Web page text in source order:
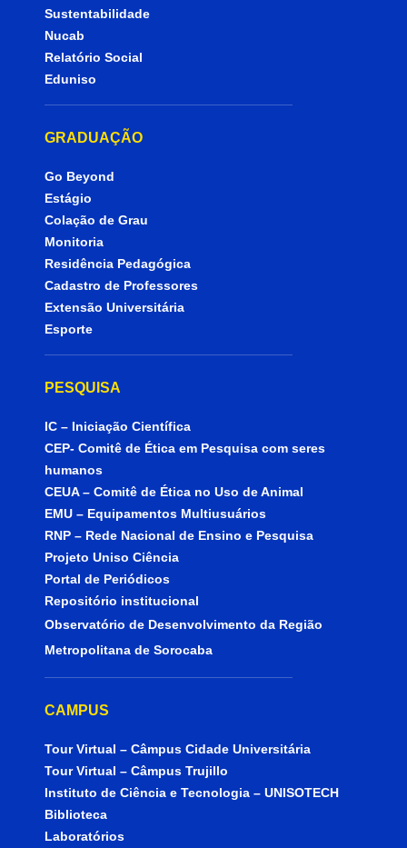
Sustentabilidade
Nucab
Relatório Social
Eduniso
GRADUAÇÃO
Go Beyond
Estágio
Colação de Grau
Monitoria
Residência Pedagógica
Cadastro de Professores
Extensão Universitária
Esporte
PESQUISA
IC – Iniciação Científica
CEP- Comitê de Ética em Pesquisa com seres
humanos
CEUA – Comitê de Ética no Uso de Animal
EMU – Equipamentos Multiusuários
RNP – Rede Nacional de Ensino e Pesquisa
Projeto Uniso Ciência
Portal de Periódicos
Repositório institucional
Observatório de Desenvolvimento da Região
Metropolitana de Sorocaba
CAMPUS
Tour Virtual – Câmpus Cidade Universitária
Tour Virtual – Câmpus Trujillo
Instituto de Ciência e Tecnologia – UNISOTECH
Biblioteca
Laboratórios